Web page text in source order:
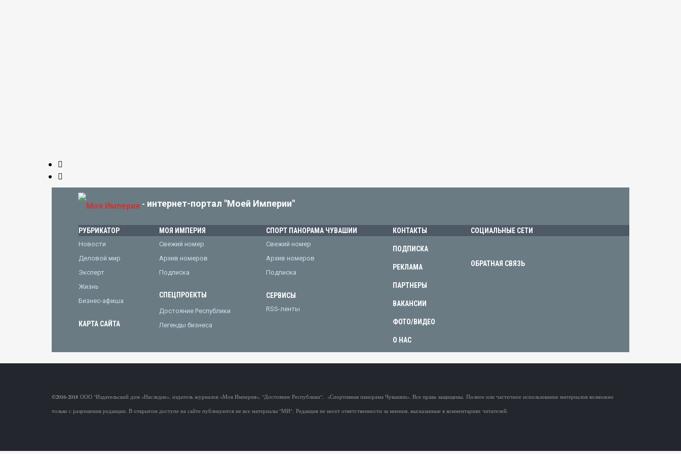
- интернет-портал "Моей Империи"
РУБРИКАТОР
Новости
Деловой мир
Эксперт
Жизнь
Бизнес-афиша
КАРТА САЙТА
МОЯ ИМПЕРИЯ
Свежий номер
Архив номеров
Подписка
СПЕЦПРОЕКТЫ
Достояние Республики
Легенды бизнеса
СПОРТ ПАНОРАМА ЧУВАШИИ
Свежий номер
Архив номеров
Подписка
СЕРВИСЫ
RSS-ленты
КОНТАКТЫ
ПОДПИСКА
РЕКЛАМА
ПАРТНЕРЫ
ВАКАНСИИ
ФОТО/ВИДЕО
О НАС
СОЦИАЛЬНЫЕ СЕТИ
ОБРАТНАЯ СВЯЗЬ
©2016-2018 ООО "Издательский дом «Наследие», издатель журналов «Моя Империя», "Достояние Республики", «Спортивная панорама Чувашии». Все права защищены. Полное или частичное использование материалов возможно
только с разрешения редакции. В открытом доступе на сайте публикуются не все материалы "МИ". Редакция не несет ответственности за мнения, высказанные в комментариях читателей.